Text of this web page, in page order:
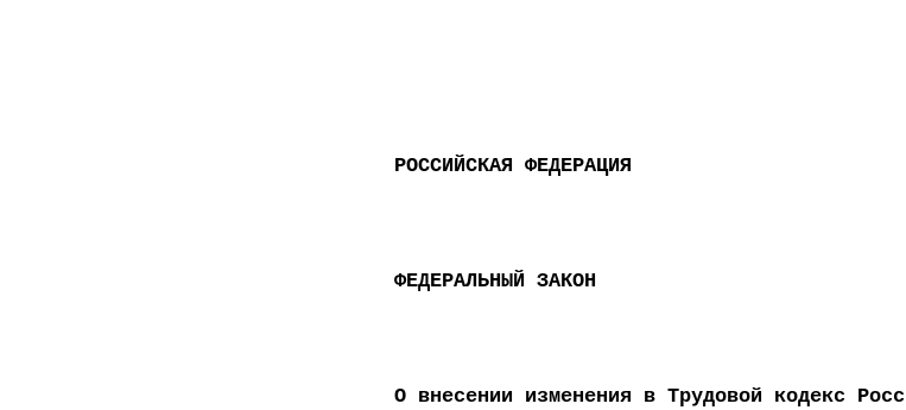
РОССИЙСКАЯ ФЕДЕРАЦИЯ
ФЕДЕРАЛЬНЫЙ ЗАКОН
О внесении изменения в Трудовой кодекс